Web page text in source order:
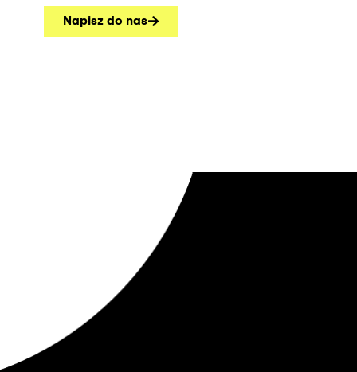
Napisz do nas